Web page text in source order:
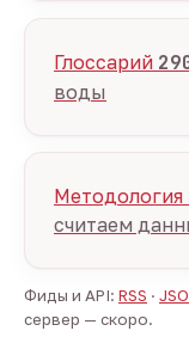
Глоссарий
воды
Методология
считаем
Фиды и API: RSS ·
сервер — скоро.